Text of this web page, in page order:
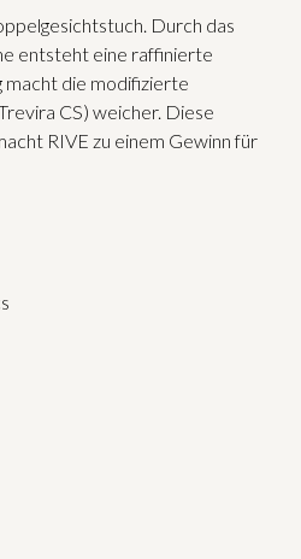
Durch das
entsteht eine raffinierte
macht die modifizierte
CS) weicher. Diese
RIVE zu einem Gewinn für